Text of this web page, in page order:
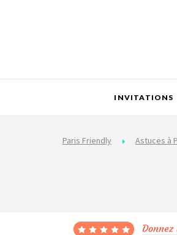
INVITATIONS
Paris Friendly Astuces à